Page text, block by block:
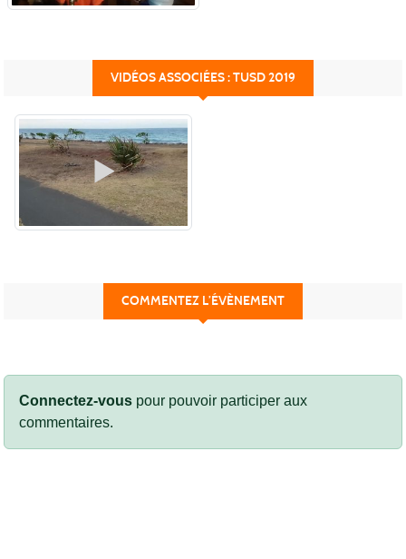
VIDÉOS ASSOCIÉES : TUSD 2019
COMMENTEZ L’ÉVÈNEMENT
Connectez-vous pour pouvoir participer aux
commentaires.